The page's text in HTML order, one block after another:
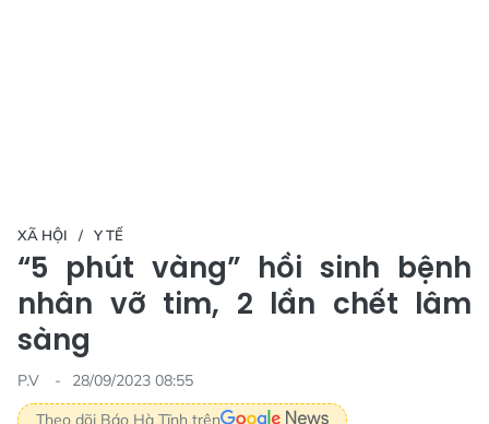
XÃ HỘI Y TẾ
“5 phút vàng” hồi sinh bệnh
nhân vỡ tim, 2 lần chết lâm
sàng
P.V
28/09/2023 08:55
Theo dõi Báo Hà Tĩnh trên